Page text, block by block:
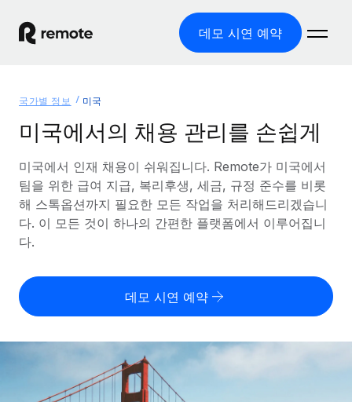
데모 시연 예약
글로벌 고용
글로벌 급여
규정을 준수하며 급여 지급을 손쉽게 처리
전 세계에서 규정을 준수하며 계약자 고용
계약자 관리
전 세계 계약자의 온보딩 및 관리
PEO
글로벌 서비스 제공
국가별 정보
미국 주별 정보
미국 모든 주 전역에서 채용 업무를 간소화
다른 업체들과 비교해보기
성장 단계
리소스
국가별 직원 오분류 리스크 확인
계약자 지급 계산기
글로벌 계약직을 위한 통화 옵션과 지급 소요 시간 확인
요금
English
Nederlands 로그인
국가별 정보 미국
미국에서의 채용 관리를 손쉽게
미국에서 인재 채용이 쉬워집니다. Remote가 미국에서
팀을 위한 급여 지급, 복리후생, 세금, 규정 준수를 비롯
해 스톡옵션까지 필요한 모든 작업을 처리해드리겠습니
다. 이 모든 것이 하나의 간편한 플랫폼에서 이루어집니
다.
데모 시연 예약